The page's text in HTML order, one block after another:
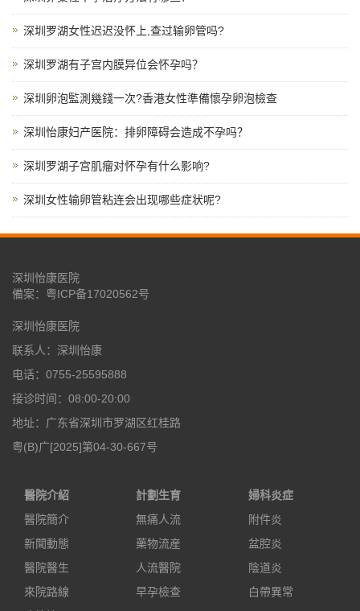
深圳罗湖女性迟迟没怀上,查过输卵管吗?
深圳罗湖有子宫内膜异位会怀孕吗？
深圳卵泡監測幾錢一次?香港女性準備懷孕卵泡檢查
深圳怡康妇产医院：排卵障碍会造成不孕吗？
深圳罗湖子宫肌瘤对怀孕有什么影响?
深圳女性输卵管粘连会出现哪些症状呢?
深圳怡康医院
備案： 粤ICP备17020562号
深圳怡康医院
联系人：深圳怡康
电话：0755-25595888
接诊时间：08:00-20:00
地址：广东省深圳市罗湖区红桂路
粤(B)广[2025]第04-30-667号
醫院介紹
醫院簡介
新聞動態
醫院醫生
來院路線
計劃生育
無痛人流
藥物流産
人流醫院
早孕檢查
婦科炎症
附件炎
盆腔炎
陰道炎
白帶異常